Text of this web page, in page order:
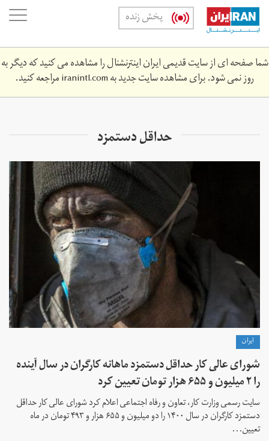
Skip
main
content
پخش زنده
شما صفحه ای از سایت قدیمی ایران اینترنشنال را مشاهده می کنید که دیگر به
روز نمی شود. برای مشاهده سایت جدید بهiranintl.comمراجعه کنید.
حداقل دستمزد
ايران
شورای عالی کار حداقل دستمزد ماهانه کارگران در سال آینده
را ۲ میلیون و ۶۵۵ هزار تومان تعیین کرد
سایت رسمی وزارت کار، تعاون و رفاه اجتماعی اعلام کرد شورای عالی کار حداقل
دستمزد کارگران در سال ۱۴۰۰ را دو میلیون و ۶۵۵ هزار و ۴۹۳ تومان در ماه
تعیین...